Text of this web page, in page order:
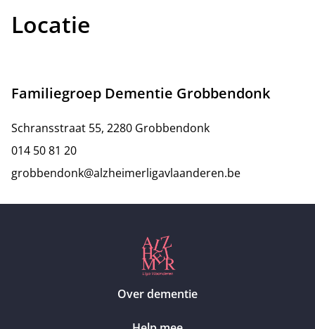
Locatie
Familiegroep Dementie Grobbendonk
Schransstraat 55, 2280 Grobbendonk
014 50 81 20
grobbendonk@alzheimerligavlaanderen.be
Over dementie